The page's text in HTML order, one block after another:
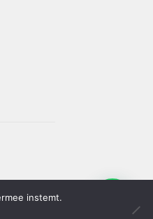
instemt.